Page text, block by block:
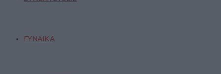
ΓΥΝΑΙΚΑ